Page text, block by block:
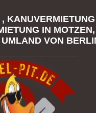
IN
VON